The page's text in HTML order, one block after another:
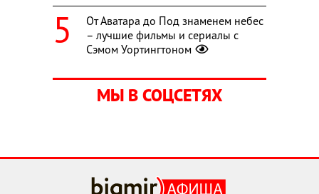
От Аватара до Под знаменем небес
– лучшие фильмы и сериалы с
Сэмом Уортингтоном
МЫ В СОЦСЕТЯХ